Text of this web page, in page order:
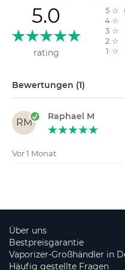
5.0
rating
5 ☆
4 ☆
3 ☆
2 ☆
1 ☆
Bewertungen (1)
RM
Raphael M
Vor 1 Monat
Über uns
Bestpreisgarantie
Vaporizer-Großhändler in
Häufig gestellte Fragen